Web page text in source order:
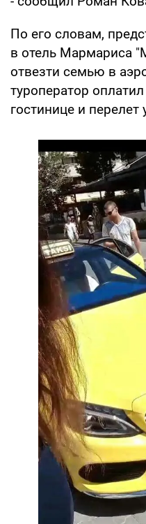
По его словам,
в отель Мармариса
отвезти семью в
туроператор
гостинице и перелет